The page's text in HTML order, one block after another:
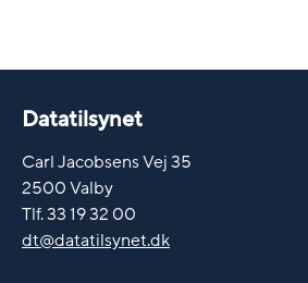
Datatilsynet
Carl Jacobsens Vej 35
2500 Valby
Tlf. 33 19 32 00
dt@datatilsynet.dk